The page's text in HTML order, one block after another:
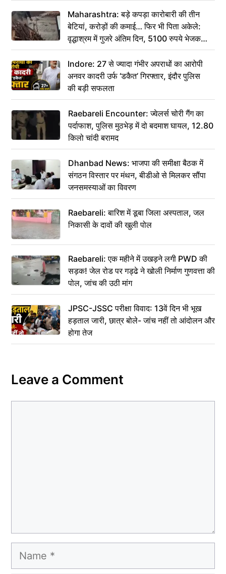
Maharashtra: बड़े कपड़ा कारोबारी की तीन
बेटियां, करोड़ों की कमाई… फिर भी पिता अकेले:
वृद्धाश्रम में गुजरे अंतिम दिन, 5100 रुपये भेजकर
कहा– अंतिम संस्कार कर दीजिए हम नहीं आ पाएंगे
Indore: 27 से ज्यादा गंभीर अपराधों का आरोपी
अनवर कादरी उर्फ ‘डकैत’ गिरफ्तार, इंदौर पुलिस
की बड़ी सफलता
Raebareli Encounter: ज्वेलर्स चोरी गैंग का
पर्दाफाश, पुलिस मुठभेड़ में दो बदमाश घायल, 12.80
किलो चांदी बरामद
Dhanbad News: भाजपा की समीक्षा बैठक में
संगठन विस्तार पर मंथन, बीडीओ से मिलकर सौंपा
जनसमस्याओं का विवरण
Raebareli: बारिश में डूबा जिला अस्पताल, जल
निकासी के दावों की खुली पोल
Raebareli: एक महीने में उखड़ने लगी PWD की
सड़क! जेल रोड पर गड्ढे ने खोली निर्माण गुणवत्ता की
पोल, जांच की उठी मांग
JPSC-JSSC परीक्षा विवाद: 13वें दिन भी भूख
हड़ताल जारी, छात्र बोले- जांच नहीं तो आंदोलन और
होगा तेज
Leave a Comment
Name